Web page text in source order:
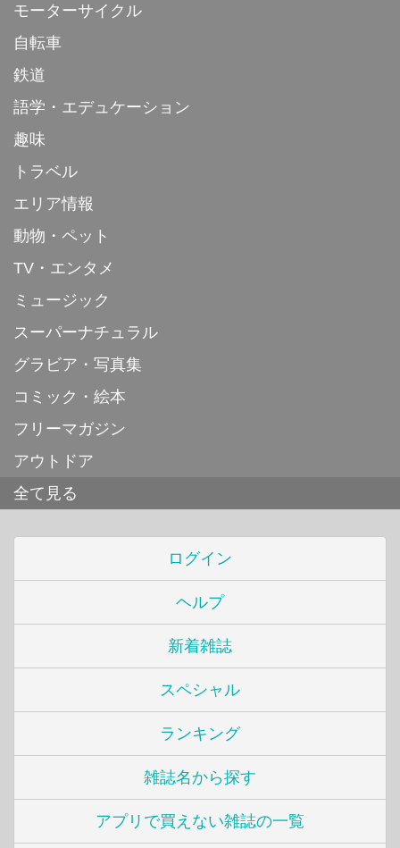
モーターサイクル
自転車
鉄道
語学・エデュケーション
趣味
トラベル
エリア情報
動物・ペット
TV・エンタメ
ミュージック
スーパーナチュラル
グラビア・写真集
コミック・絵本
フリーマガジン
アウトドア
全て見る
ログイン
ヘルプ
新着雑誌
スペシャル
ランキング
雑誌名から探す
アプリで買えない雑誌の一覧